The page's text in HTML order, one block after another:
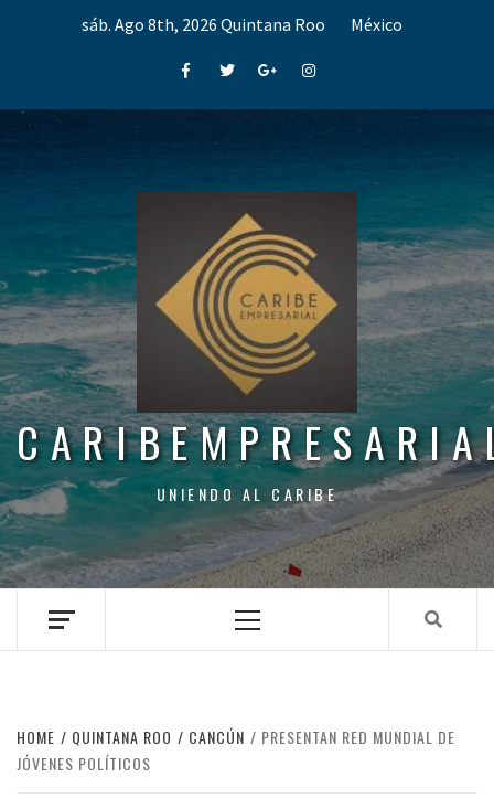
sáb. Ago 8th, 2026 Quintana Roo México
FacebookTwitterGoogle+Instagram
UNIENDO AL CARIBE
Menu
HOME QUINTANA ROO CANCÚN
PRESENTAN RED MUNDIAL DE
JÓVENES POLÍTICOS